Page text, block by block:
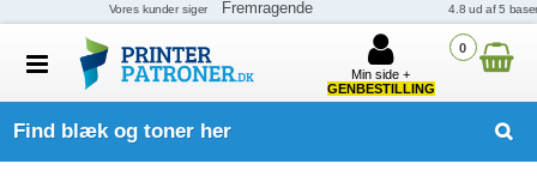
0
Min side +
GENBESTILLING
Find blæk og toner her